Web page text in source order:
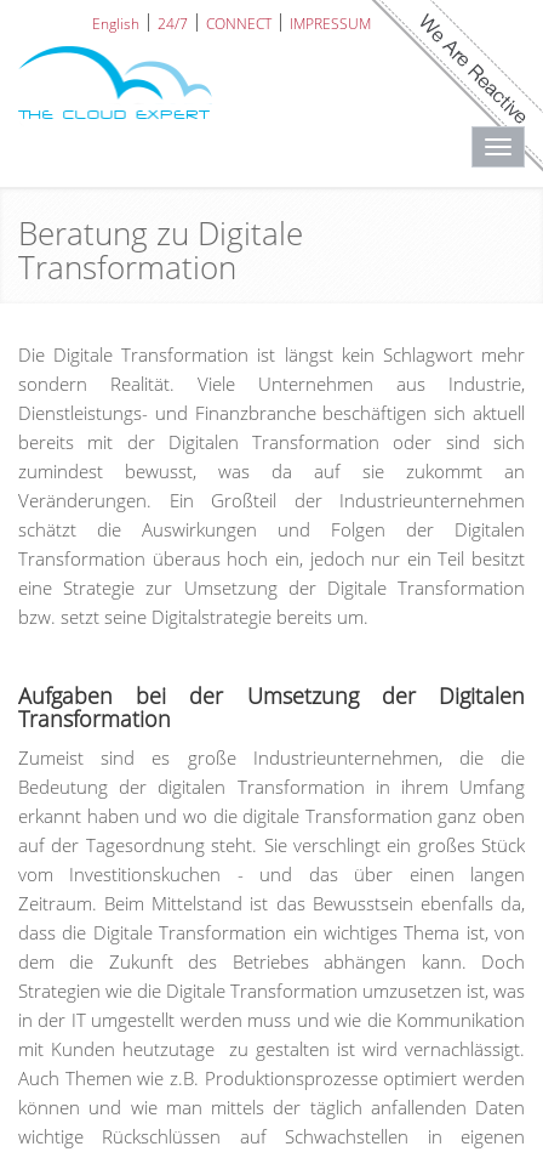
English 24/7 CONNECT IMPRESSUM
Beratung zu Digitale
Transformation
Die Digitale Transformation ist längst kein Schlagwort mehr
sondern Realität. Viele Unternehmen aus Industrie,
Dienstleistungs- und Finanzbranche beschäftigen sich aktuell
bereits mit der Digitalen Transformation oder sind sich
zumindest bewusst, was da auf sie zukommt an
Veränderungen. Ein Großteil der Industrieunternehmen
schätzt die Auswirkungen und Folgen der Digitalen
Transformation überaus hoch ein, jedoch nur ein Teil besitzt
eine Strategie zur Umsetzung der Digitale Transformation
bzw. setzt seine Digitalstrategie bereits um.
Aufgaben bei der Umsetzung der Digitalen
Transformation
Zumeist sind es große Industrieunternehmen, die die
Bedeutung der digitalen Transformation in ihrem Umfang
erkannt haben und wo die digitale Transformation ganz oben
auf der Tagesordnung steht. Sie verschlingt ein großes Stück
vom Investitionskuchen - und das über einen langen
Zeitraum. Beim Mittelstand ist das Bewusstsein ebenfalls da,
dass die Digitale Transformation ein wichtiges Thema ist, von
dem die Zukunft des Betriebes abhängen kann. Doch
Strategien wie die Digitale Transformation umzusetzen ist, was
in der IT umgestellt werden muss und wie die Kommunikation
mit Kunden heutzutage zu gestalten ist wird vernachlässigt.
Auch Themen wie z.B. Produktionsprozesse optimiert werden
können und wie man mittels der täglich anfallenden Daten
wichtige Rückschlüssen auf Schwachstellen in eigenen